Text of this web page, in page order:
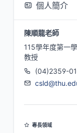
個人簡介
陳順龍老師
115學年度第一
教授
(04)2359-
專長領域